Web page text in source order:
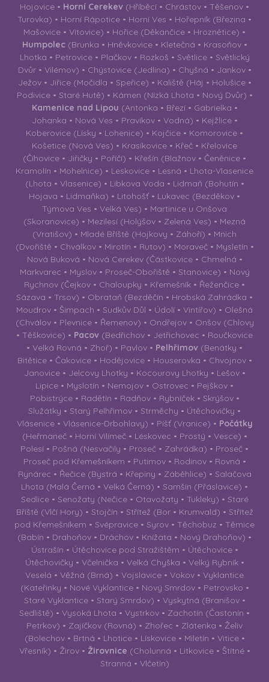
Hojovice • Horní Cerekev (Hříběcí • Chrástov • Těšenov •
Turovka) • Horní Rápotice • Horní Ves • Hořepník (Březina •
Mašovice • Vítovice) • Hořice (Děkančice • Hroznětice) •
Humpolec(Brunka • Hněvkovice • Kletečná • Krasoňov •
Lhotka • Petrovice • Plačkov • Rozkoš • Světlice • Světlický
Dvůr • Vilémov) • Chýstovice (Jedlina) • Chyšná • Jankov •
Ježov • Jiřice (Močidla • Speřice) • Kaliště (Háj • Holušice •
Podivice • Staré Hutě) • Kámen (Nízká Lhota • Nový Dvůr) •
Kamenice nad Lipou (Antonka • Březí • Gabrielka •
Johanka • Nová Ves • Pravíkov • Vodná) • Kejžlice •
Koberovice (Lísky • Lohenice) • Kojčice • Komorovice •
Košetice (Nová Ves) • Krasíkovice • Křeč • Křelovice
(Číhovice • Jiřičky • Poříčí) • Křešín (Blažnov • Čeněnice •
Kramolín • Mohelnice) • Leskovice • Lesná • Lhota-Vlasenice
(Lhota • Vlasenice) • Libkova Voda • Lidmaň (Bohutín •
Hojava • Lidmaňka) • Litohošť • Lukavec (Bezděkov •
Týmova Ves • Velká Ves) • Martinice u Onšova
(Skoranovice) • Mezilesí (Holýšov • Zelená Ves) • Mezná
(Vratišov) • Mladé Bříště (Hojkovy • Záhoří) • Mnich
(Dvořiště • Chválkov • Mirotín • Rutov) • Moraveč • Mysletín •
Nová Buková • Nová Cerekev (Částkovice • Chmelná •
Markvarec • Myslov • Proseč-Obořiště • Stanovice) • Nový
Rychnov (Čejkov • Chaloupky • Křemešník • Řeženčice •
Sázava • Trsov) • Obrataň (Bezděčín • Hrobská Zahrádka •
Moudrov • Šimpach • Sudkův Důl • Údolí • Vintířov) • Olešná
(Chválov • Plevnice • Řemenov) • Ondřejov • Onšov (Chlovy
• Těškovice) • Pacov (Bedřichov • Jetřichovec • Roučkovice
• Velká Rovná • Zhoř) • Pavlov • Pelhřimov (Benátky •
Bitětice • Čakovice • Hodějovice • Houserovka • Chvojnov •
Janovice • Jelcovy Lhotky • Kocourovy Lhotky • Lešov •
Lipice • Myslotín • Nemojov • Ostrovec • Pejškov •
Pobistrýce • Radětín • Radňov • Rybníček • Skrýšov •
Služátky • Starý Pelhřimov • Strměchy • Útěchovičky •
Vlásenice • Vlásenice-Drbohlavy) • Píšť (Vranice) • Počátky
(Heřmaneč • Horní Vilímeč • Léskovec • Prostý • Vesce) •
Polesí • Pošná (Nesvačily • Proseč • Zahrádka) • Proseč •
Proseč pod Křemešníkem • Putimov • Rodinov • Rovná •
Rynárec • Řečice (Bystrá • Křepiny • Záběhlice) • Salačova
Lhota (Malá Černá • Velká Černá) • Samšín (Přáslavice) •
Sedlice • Senožaty (Nečice • Otavožaty • Tukleky) • Staré
Bříště (Vlčí Hory) • Stojčín • Střítež (Bor • Krumvald) • Střítež
pod Křemešníkem • Svépravice • Syrov • Těchobuz • Těmice
(Babín • Drahoňov • Dráchov • Knížata • Nový Drahoňov) •
Ústrašín • Útěchovice pod Stražištěm • Útěchovice •
Útěchovičky • Včelnička • Velká Chyška • Velký Rybník •
Veselá • Věžná (Brná) • Vojslavice • Vokov • Vyklantice
(Kateřinky • Nové Vyklantice • Nový Smrdov • Petrovsko •
Staré Vyklantice • Starý Smrdov) • Vyskytná (Branišov •
Sedliště) • Vysoká Lhota • Vystrkov • Zachotín (Častonín •
Petrkov) • Zajíčkov (Rovná) • Zhořec • Zlátenka • Želiv
(Bolechov • Brtná • Lhotice • Lískovice • Miletín • Vitice •
Vřesník) • Žirov • Žirovnice (Cholunná • Litkovice • Štítné •
Stranná • Vlčetín)